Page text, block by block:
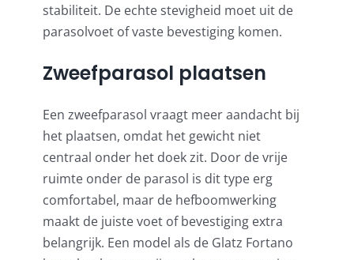
stabiliteit. De echte stevigheid moet uit de
parasolvoet of vaste bevestiging komen.
Zweefparasol plaatsen
Een zweefparasol vraagt meer aandacht bij
het plaatsen, omdat het gewicht niet
centraal onder het doek zit. Door de vrije
ruimte onder de parasol is dit type erg
comfortabel, maar de hefboomwerking
maakt de juiste voet of bevestiging extra
belangrijk. Een model als de Glatz Fortano